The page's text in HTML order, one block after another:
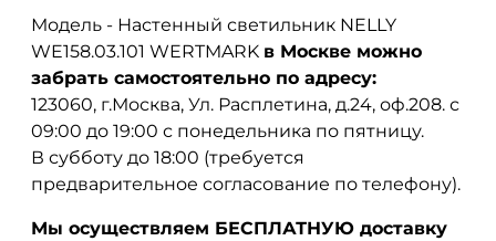
Модель - Настенный светильник NELLY
WE158.03.101 WERTMARK в Москве можно
забрать самостоятельно по адресу:
123060, г.Москва, Ул. Расплетина, д.24, оф.208. с
09:00 до 19:00 с понедельника по пятницу.
В субботу до 18:00 (требуется
предварительное согласование по телефону).
Мы осуществляем БЕСПЛАТНУЮ доставку